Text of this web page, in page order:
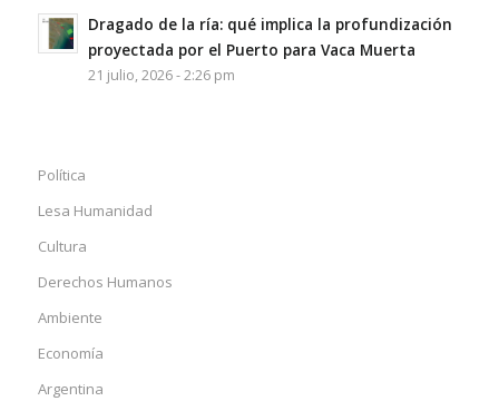
Dragado de la ría: qué implica la profundización
proyectada por el Puerto para Vaca Muerta
21 julio, 2026 - 2:26 pm
Política
Lesa Humanidad
Cultura
Derechos Humanos
Ambiente
Economía
Argentina